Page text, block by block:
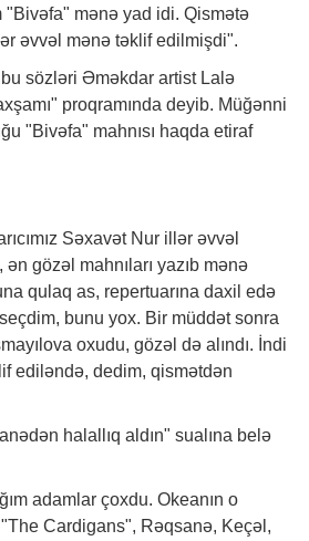
mənə yad idi. Qismətə
əvvəl mənə təklif edilmişdi".
sözləri Əməkdar artist Lalə
proqramında deyib. Müğənni
"Bivəfa" mahnısı haqda etiraf
Səxavət Nur illər əvvəl
gözəl mahnıları yazıb mənə
qulaq as, repertuarına daxil edə
bunu yox. Bir müddət sonra
oxudu, gözəl də alındı. İndi
ediləndə, dedim, qismətdən
halallıq aldın" sualına belə
adamlar çoxdu. Okeanın o
Cardigans", Rəqsanə, Keçəl,